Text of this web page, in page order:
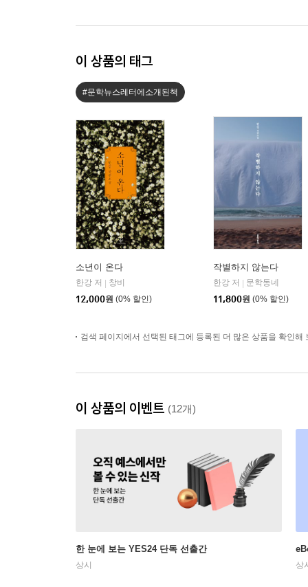
이 상품의 태그
#문학뉴스레터에소개된책
소년이 온다
한강 저
창비
12,000원 (0% 할인)
작별하지 않는다
한강 저
문학동네
11,800원 (0% 할인)
검색 페이지에서 선택된 태그에 등록된 더 많은 상품을 확인해
이 상품의 이벤트 (12개)
한 눈에 보는 YES24 단독 선출간
상시 상